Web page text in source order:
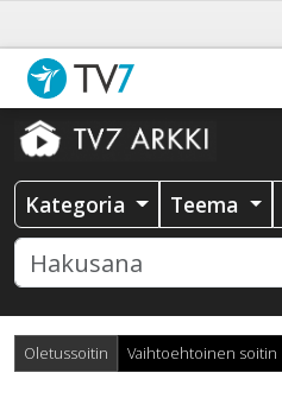
Kategoria Teema
Oletussoitin Vaihtoehtoinen soitin